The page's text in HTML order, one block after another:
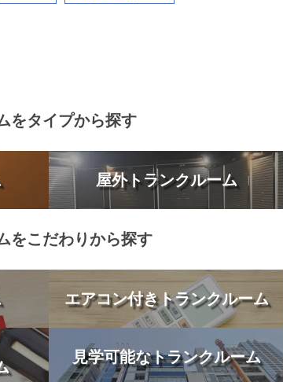
をタイプから探す
屋外トランクルーム
をこだわりから探す
エアコン付きトランクルーム
見学可能なトランクルーム